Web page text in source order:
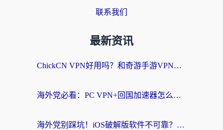
联系我们
最新资讯
ChickCN VPN好用吗？和奇游手游VPN对比哪个回国效果更好？海外党亲测实用指南
海外党必看：PC VPN+回国加速器怎么选？无缝访问国内资源全攻略
海外党别踩坑！iOS破解版软件不可靠？教你选对回国加速器无缝看国内资源